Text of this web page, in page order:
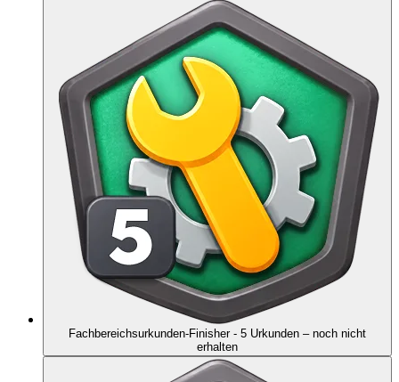
Fachbereichsurkunden-Finisher - 5 Urkunden – noch nicht
erhalten